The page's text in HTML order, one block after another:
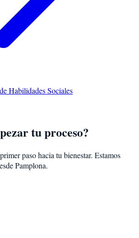
Habilidades Sociales
tu proceso?
paso hacia tu bienestar. Estamos
Pamplona.